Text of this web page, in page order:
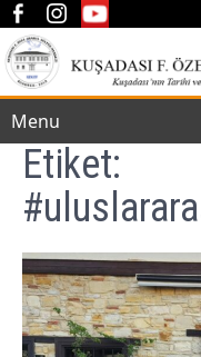
Menu
Etiket: